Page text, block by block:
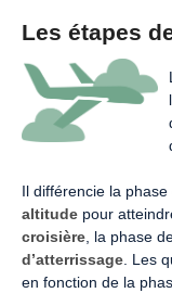
Les étapes
Il différencie la phase
altitude pour
croisière, la phase
d’atterrissage. Les
en fonction de la